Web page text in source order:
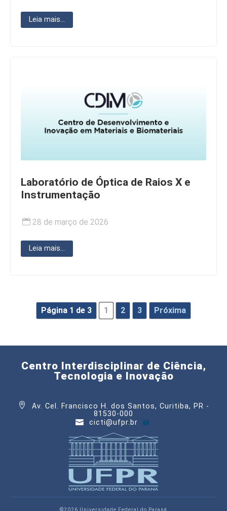
Leia mais...
Laboratório de Óptica de Raios X e
Instrumentação
28 de março de 2026
Leia mais...
Página 1 de 3 1 2 3 Próxima
Centro Interdisciplinar de Ciência,
Tecnologia e Inovação
Av. Cel. Francisco H. dos Santos, Curitiba, PR -
81530-000
cicti@ufpr.br
©2026 Universidade Federal do Paraná